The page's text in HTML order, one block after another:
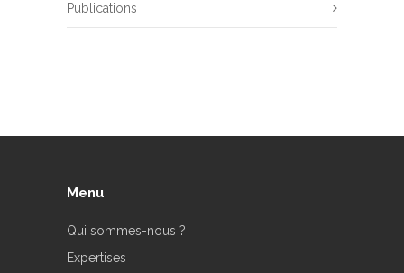
Publications
Menu
Qui sommes-nous ?
Expertises